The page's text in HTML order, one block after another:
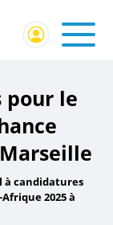
pour le
à candidatures
2025 à